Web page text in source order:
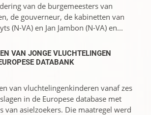
van de burgemeesters van
de gouverneur, de kabinetten van
(N-VA) en Jan Jambon (N-VA) en...
VAN JONGE VLUCHTELINGEN
DATABANK
van vluchtelingenkinderen vanaf zes
in de Europese database met
van asielzoekers. Die maatregel werd